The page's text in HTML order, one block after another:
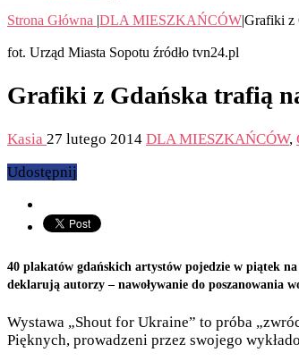
Strona Główna |DLA MIESZKAŃCÓW|Grafiki z
fot. Urząd Miasta Sopotu źródło tvn24.pl
Grafiki z Gdańska trafią
Kasia 27 lutego 2014 DLA MIESZKAŃCÓW,
Udostępnij
40 plakatów gdańskich artystów pojedzie w piątek
deklarują autorzy – nawoływanie do poszanowania
Wystawa „Shout for Ukraine” to próba
Pięknych, prowadzeni przez swojego